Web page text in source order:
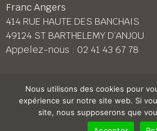
Franc Angers
414 RUE HAUTE DES BANCHAIS
49124 ST BARTHELEMY D’ANJOU
Appelez-nous : 02 41 43 67 78
Franc Le Mans
158 BD PIERRE LEFAUCHEUX
72230 ARNAGE
02 43 87 38 08
Nous utilisons des cookies pour
expérience sur notre site web. Si
site, nous supposerons que